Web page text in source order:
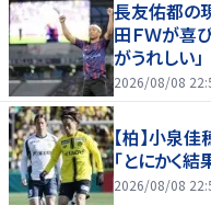
長友佑都の
田ＦＷが喜
がうれしい」
2026/08/08
【柏】小泉
「とにかく結
2026/08/08